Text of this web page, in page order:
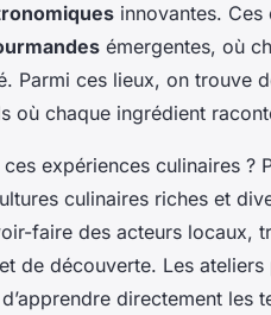
innovantes.
émergentes, où
Parmi ces lieux, on trouve
où chaque ingrédient
expériences culinaires ?
culinaires riches et
faire des acteurs locaux,
de découverte. Les
directement les